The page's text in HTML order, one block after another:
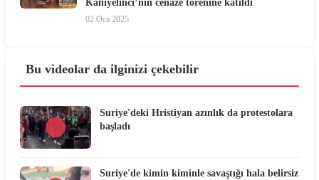
Kaniyelinci’nin cenaze törenine katildi
02 Oca 2025
Bu videolar da ilginizi çekebilir
Suriye'deki Hristiyan azınlık da protestolara
başladı
Suriye'de kimin kiminle savaştığı hala belirsiz